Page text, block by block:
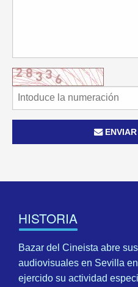
ENVIAR
HISTORIA
Bazar del Cineista abre
audiovisuales en Sevilla
ejercido su actividad